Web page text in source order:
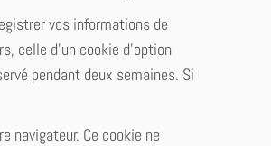
vos informations de
celle d’un cookie d’option
pendant deux semaines. Si
navigateur. Ce cookie ne